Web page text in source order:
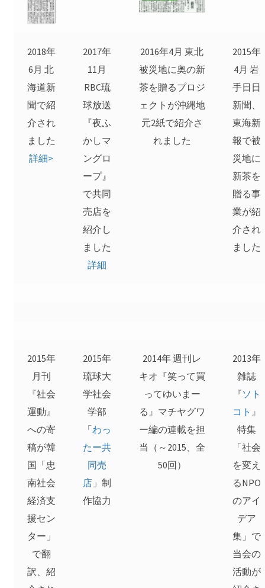
2018年
6月 北
海道新
聞で紹
介され
ました
詳細>
2017年
11月
RBC琉
球放送
『夜ふ
かしマ
ングロ
ープ』
で共同
売店を
紹介し
ました
詳細
2016年4月 東北
被災地に奥の新
茶を贈るプロジ
ェクトが沖縄地
元2紙で紹介さ
れました
2015年
4月 岩
手日日
新聞、
東海新
報で被
災地に
新茶を
贈る事
業が紹
介され
ました
2015年
月刊
『社会
運動』
への寄
稿が韓
国「忠
南社会
経済支
援セン
ター」
で翻
訳、紹
2015年
琉球大
学社会
学部
「わっ
たー共
同売
店 」制
作協力
2014年 週刊レ
キオ『笑って買
ってゆいまー
る』マチヤグワ
ー編の連載を担
当（～2015、全
50回）
2013年
雑誌
『ソト
コト 』
特集
「社会
を変え
るNPO
のアイ
デア
集」で
当会の
活動が